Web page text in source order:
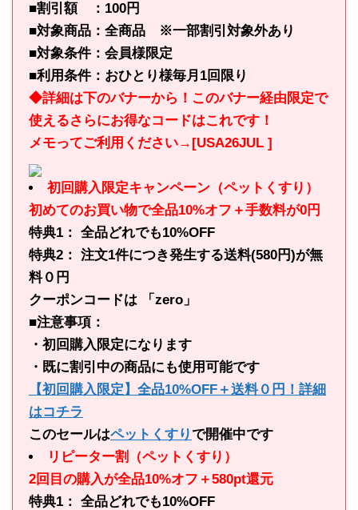
■割引額 ：100円
■対象商品：全商品 ※一部割引対象外あり
■対象条件：会員様限定
■利用条件：おひとり様毎月1回限り
◆詳細は下のバナーから！このバナー経由限定で
使えるさらにお得なコードはこれです！
メモってご利用ください→[USA26JUL ]
初回購入限定キャンペーン（ペットくすり）
初めてのお買い物で全品10%オフ＋手数料が0円
特典1： 全品どれでも10%OFF
特典2： 注文1件につき発生する送料(580円)が無
料０円
クーポンコードは 「zero」
■注意事項：
・初回購入限定になります
・既に割引中の商品にも使用可能です
【初回購入限定】全品10%OFF＋送料０円！詳細
はコチラ
このセールはペットくすりで開催中です
リピーター割（ペットくすり）
2回目の購入が全品10%オフ＋580pt還元
特典1： 全品どれでも10%OFF